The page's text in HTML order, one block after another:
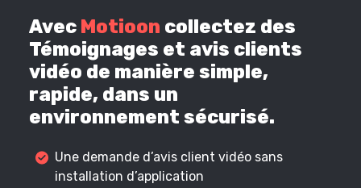
Avec Motioon collectez des
Témoignages et avis clients
vidéo de manière simple,
rapide, dans un
environnement sécurisé.
Une demande d’avis client vidéo sans
installation d’application